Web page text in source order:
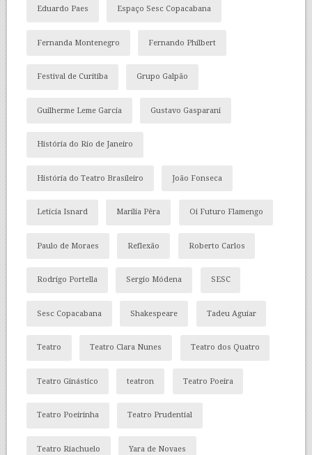
Eduardo Paes Espaço Sesc Copacabana
Fernanda Montenegro Fernando Philbert
Festival de Curitiba Grupo Galpão
Guilherme Leme Garcia Gustavo Gasparani
História do Rio de Janeiro
História do Teatro Brasileiro João Fonseca
Letícia Isnard Marília Pêra Oi Futuro Flamengo
Paulo de Moraes Reflexão Roberto Carlos
Rodrigo Portella Sergio Módena SESC
Sesc Copacabana Shakespeare Tadeu Aguiar
Teatro Teatro Clara Nunes Teatro dos Quatro
Teatro Ginástico teatron Teatro Poeira
Teatro Poeirinha Teatro Prudential
Teatro Riachuelo Yara de Novaes